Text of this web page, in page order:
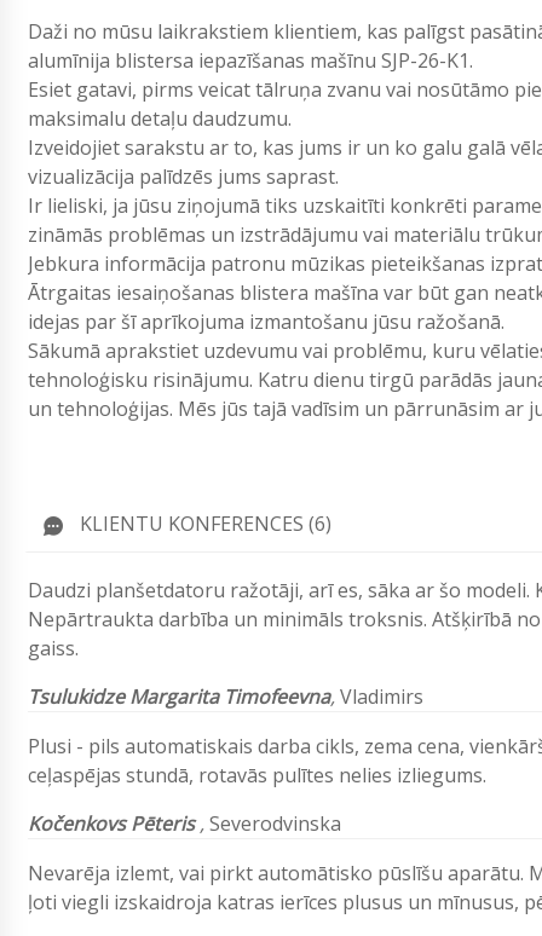
Daži no mūsu laikrakstiem klientiem, kas palīgst
alumīnija blistersa iepazīšanas mašīnu SJP-26-K1.
Esiet gatavi, pirms veicat tālruņa zvanu vai nosūtāmo
maksimalu detaļu daudzumu.
Izveidojiet sarakstu ar to, kas jums ir un ko galu galā
vizualizācija palīdzēs jums saprast.
Ir lieliski, ja jūsu ziņojumā tiks uzskaitīti konkrēti
zināmās problēmas un izstrādājumu vai materiālu
Jebkura informācija patronu mūzikas pieteikšanas
Ātrgaitas iesaiņošanas blistera mašīna var būt gan
idejas par šī aprīkojuma izmantošanu jūsu ražošanā.
Sākumā aprakstiet uzdevumu vai problēmu, kuru
tehnoloģisku risinājumu. Katru dienu tirgū parādās
un tehnoloģijas. Mēs jūs tajā vadīsim un pārrunāsim ar
KLIENTU KONFERENCES (6)
Daudzi planšetdatoru ražotāji, arī es, sāka ar šo
Nepārtraukta darbība un minimāls troksnis. Atšķirībā
gaiss.
Tsulukidze Margarita Timofeevna,Vladimirs
Plusi - pils automatiskais darba cikls, zema cena,
ceļaspējas stundā, rotavās pulītes nelies izliegums.
Kočenkovs Pēteris,Severodvinska
Nevarēja izlemt, vai pirkt automātisko pūslīšu aparātu.
ļoti viegli izskaidroja katras ierīces plusus un mīnusus,